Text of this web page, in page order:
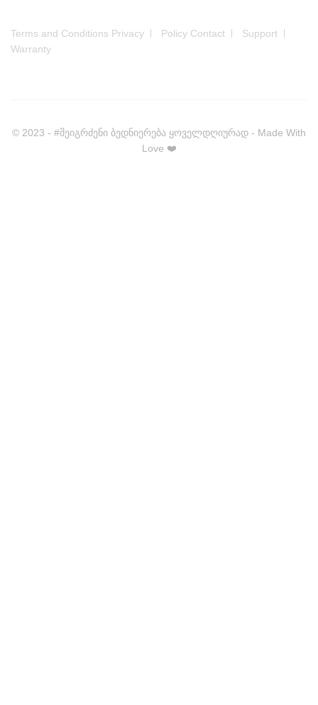
Terms and Conditions Privacy Policy Contact
Support
Warranty
© 2023 - #შეიგრძენი ბედნიერება ყოველდღიურად - Made With
Love ❤️